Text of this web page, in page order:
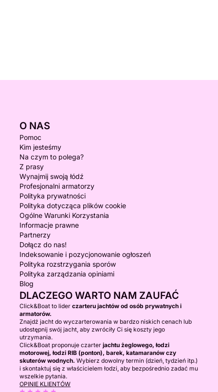
O NAS
Pomoc
Kim jesteśmy
Na czym to polega?
Z prasy
Wynajmij swoją łódź
Profesjonalni armatorzy
Polityka prywatności
Polityka dotycząca plików cookie
Ogólne Warunki Korzystania
Informacje prawne
Partnerzy
Dołącz do nas!
Indeksowanie i pozycjonowanie ogłoszeń
Polityka rozstrzygania sporów
Polityka zarządzania opiniami
Blog
DLACZEGO WARTO NAM ZAUFAĆ
Click&Boat to lider czarteru jachtów od osób prywatnych i
armatorów.
Znajdź jacht do wyczarterowania w bardzo niskich cenach lub
udostępnij swój jacht, aby zwróciły Ci się koszty jego
utrzymania.
Click&Boat proponuje czarter jachtu żeglowego, łodzi
motorowej, łodzi RIB (ponton), barek, katamaranów czy
skuterów wodnych. Wybierz dowolny termin (dzień, tydzień itp.)
i skontaktuj się z właścicielem łodzi, aby bezpośrednio zadać mu
wszelkie pytania.
OPINIE KLIENTÓW